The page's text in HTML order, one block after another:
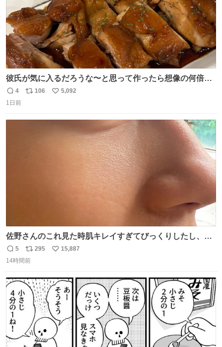
彼氏が気に入るだろうな〜と思って作ったら想像の何倍も
美味しい美味しい言ってくれて嬉しい
返
信
4
リ
106
い
5,092
1日前
佐野さんのこれ見た時肌キレイすぎてびっくりしたし、や
はりアイドルって体型･肌管理すごすぎる
返
信
5
リ
ポ
ト
295
い
数
15,887
14時間前